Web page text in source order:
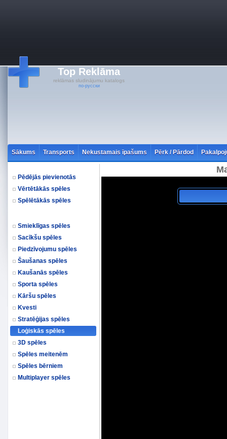
Top Reklāma
reklāmas sludinājumu katalogs
по-русски
Sākums Transports Nekustamais īpašums Pērk / Pārdod
Pēdējās pievienotās
Vērtētākās spēles
Spēlētākās spēles
Smieklīgas spēles
Sacīkšu spēles
Piedzīvojumu spēles
Šaušanas spēles
Kaušanās spēles
Sporta spēles
Kāršu spēles
Kvesti
Stratēģijas spēles
Loģiskās spēles
3D spēles
Spēles meitenēm
Spēles bērniem
Multiplayer spēles